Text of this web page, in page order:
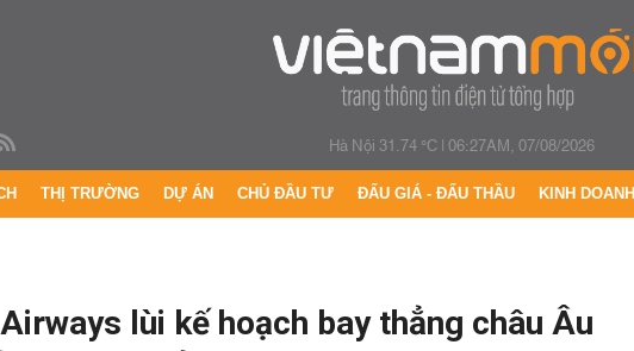
Hà Nội 31.74 °C|06:27AM, 07/08/2026
THỊ TRƯỜNG DỰ ÁN CHỦ ĐẦU TƯ ĐẤU GIÁ - ĐẤU THẦU KINH DOANH
lùi kế hoạch bay thẳng châu Âu